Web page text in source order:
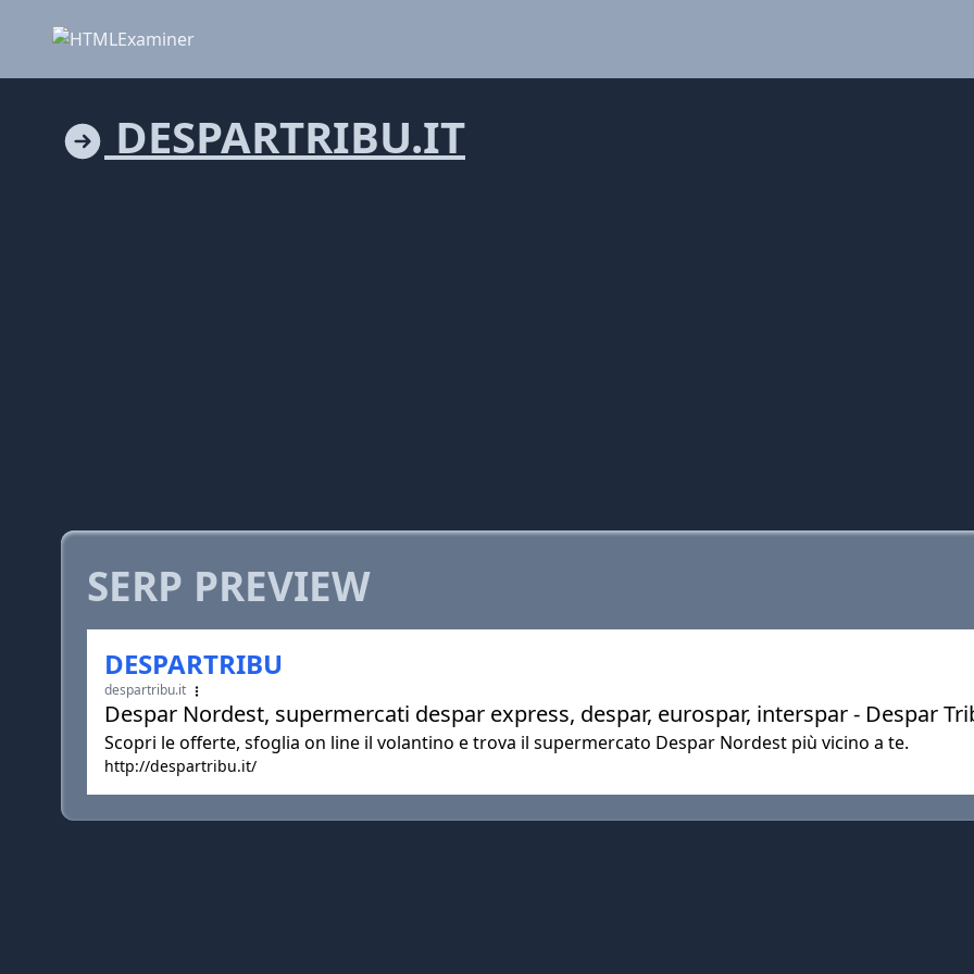
DESPARTRIBU.IT
SERP PREVIEW
DESPARTRIBU
despartribu.it
Despar Nordest, supermercati despar express, despar, eurospar, interspar - Despar
Scopri le offerte, sfoglia on line il volantino e trova il supermercato Despar Nordest più vicino a te.
http://despartribu.it/